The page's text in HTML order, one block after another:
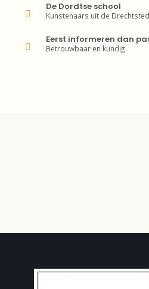
De Dordtse school
Kunstenaars uit de
Eerst informeren dan
Betrouwbaar en kundig